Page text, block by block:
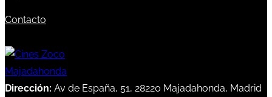
Contacto
Dirección: Av de España, 51, 28220 Majadahonda, Madrid